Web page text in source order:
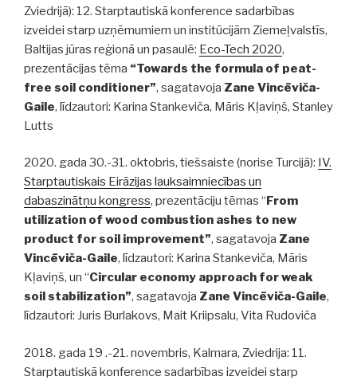
Zviedrijā): 12. Starptautiskā konference sadarbības
izveidei starp uzņēmumiem un institūcijām Ziemeļvalstīs,
Baltijas jūras reģionā un pasaulē: Eco-Tech 2020,
prezentācijas tēma “Towards the formula of peat-
free soil conditioner”, sagatavoja Zane Vincēviča-
Gaile, līdzautori: Karina Stankeviča, Māris Kļaviņš, Stanley
Lutts
2020. gada 30.-31. oktobris, tiešsaiste (norise Turcijā): IV.
Starptautiskais Eirāzijas lauksaimniecības un
dabaszinātņu kongress, prezentāciju tēmas “From
utilization of wood combustion ashes to new
product for soil improvement”, sagatavoja Zane
Vincēviča-Gaile, līdzautori: Karina Stankeviča, Māris
Kļaviņš, un “Circular economy approach for weak
soil stabilization”, sagatavoja Zane Vincēviča-Gaile,
līdzautori: Juris Burlakovs, Mait Kriipsalu, Vita Rudoviča
2018. gada 19 .-21. novembris, Kalmara, Zviedrija: 11.
Starptautiskā konference sadarbības izveidei starp